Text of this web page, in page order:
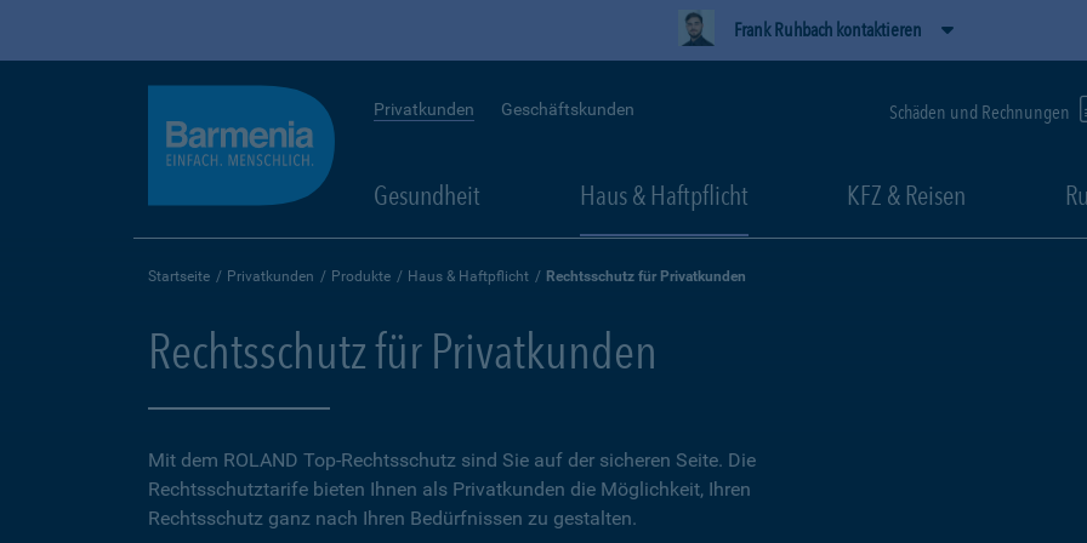
Frank Ruhbach kontaktieren
Privatkunden Geschäftskunden Schäden und Rechnungen
Gesundheit Haus & Haftpflicht KFZ & Reisen
Startseite Privatkunden Produkte Haus & Haftpflicht Rechtsschutz für Privatkunden
Rechtsschutz für Privatkunden
Mit dem ROLAND Top-Rechtsschutz sind Sie auf der sicheren Seite. Die
Rechtsschutztarife bieten Ihnen als Privatkunden die Möglichkeit, Ihren
Rechtsschutz ganz nach Ihren Bedürfnissen zu gestalten.